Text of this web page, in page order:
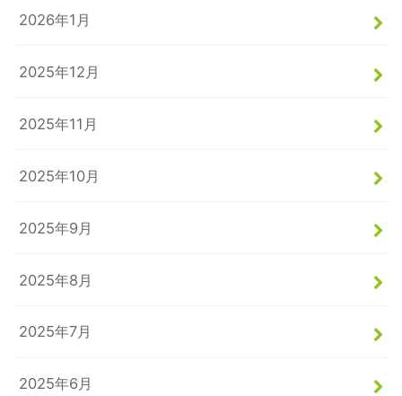
2026年1月
2025年12月
2025年11月
2025年10月
2025年9月
2025年8月
2025年7月
2025年6月